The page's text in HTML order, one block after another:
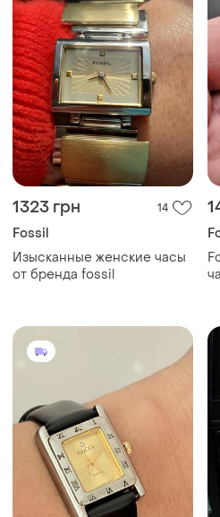
1323 грн 14
Fossil
Изысканные женские часы
от бренда fossil